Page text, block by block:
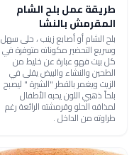
طريقة عمل بلح الشام
المقرمش بالنشا
بلح الشام أو أصابع زينب ، حلى سهل
وسريع التحضير مكوناته متوفرة في
كل بيت فهو عبارة عن خليط من
الطحين والنشاء والبيض يقلى في
الزيت ويغمر بالقطر "الشيرة " ليصبح
بلحاً ذهبي اللون يحبه الأطفال
لمذاقه الحلو وقرمشته الرائعة رغم
طراوته من الداخل .